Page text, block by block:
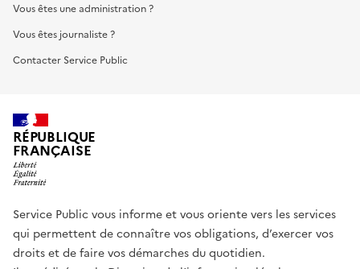
Vous êtes une administration ?
Vous êtes journaliste ?
Contacter Service Public
RÉPUBLIQUE
FRANÇAISE
Service Public vous informe et vous oriente vers les services
qui permettent de connaître vos obligations, d’exercer vos
droits et de faire vos démarches du quotidien.